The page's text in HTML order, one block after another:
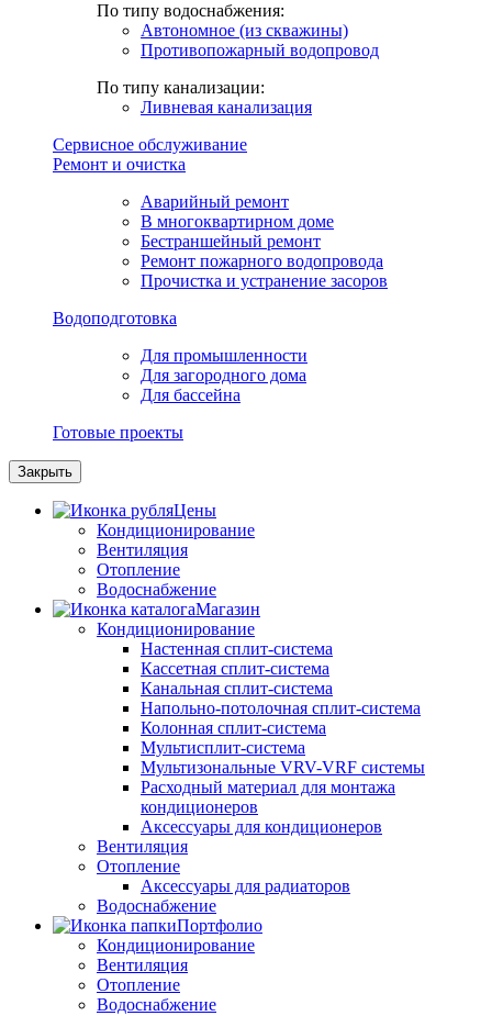
По типу водоснабжения:
Автономное (из скважины)
Противопожарный водопровод
По типу канализации:
Ливневая канализация
Сервисное обслуживание
Ремонт и очистка
Аварийный ремонт
В многоквартирном доме
Бестраншейный ремонт
Ремонт пожарного водопровода
Прочистка и устранение засоров
Водоподготовка
Для промышленности
Для загородного дома
Для бассейна
Готовые проекты
Закрыть
Цены
Кондиционирование
Вентиляция
Отопление
Водоснабжение
Магазин
Кондиционирование
Настенная сплит-система
Кассетная сплит-система
Канальная сплит-система
Напольно-потолочная сплит-система
Колонная сплит-система
Мультисплит-система
Мультизональные VRV-VRF системы
Расходный материал для монтажа
кондиционеров
Аксессуары для кондиционеров
Вентиляция
Отопление
Аксессуары для радиаторов
Водоснабжение
Портфолио
Кондиционирование
Вентиляция
Отопление
Водоснабжение